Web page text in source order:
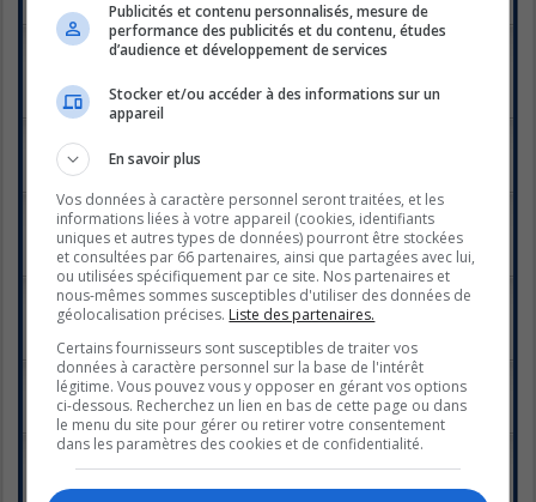
Réponses :7
Auriez-vous aimé voir Sandra plus longtemps
dans B&B?
Réponses : 20
Dernier message par
Réponses :27
Le sombrero d'immunité / le topic le plus inutile de
BBQ
Dernier message parx-superficial-x«mar. mai 25, 2010 6:36 pm
Réponses :13
BB, GALLA communication, Cegep Andre
Laurendeau
Réponses :9
Cotes d'écoutes
Dernier message parKarkwa3«jeu. mai 20, 2010 8:12 am
Réponses : 85 2
Josée...
Dernier message partoutite2010«mer. mai 19, 2010 7:16 pm
Réponses :61 1 2 3
Publicités et contenu personnalisés, mesure de
performance des publicités et du contenu, études
d’audience et développement de services
Stocker et/ou accéder à des informations sur un
appareil
En savoir plus
Vos données à caractère personnel seront traitées, et les
informations liées à votre appareil (cookies, identifiants
uniques et autres types de données) pourront être stockées
et consultées par 66 partenaires, ainsi que partagées avec lui,
ou utilisées spécifiquement par ce site. Nos partenaires et
nous-mêmes sommes susceptibles d'utiliser des données de
géolocalisation précises. Liste des partenaires.
Certains fournisseurs sont susceptibles de traiter vos
données à caractère personnel sur la base de l'intérêt
légitime. Vous pouvez vous y opposer en gérant vos options
ci-dessous. Recherchez un lien en bas de cette page ou dans
le menu du site pour gérer ou retirer votre consentement
dans les paramètres des cookies et de confidentialité.